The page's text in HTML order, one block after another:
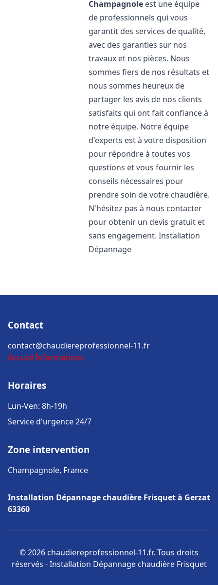
Champagnole est une équipe
de professionnels qui vous
garantit des services de qualité,
avec des garanties sur nos
travaux et nos pièces. Nous
sommes fiers de nos résultats et
nous sommes heureux de
partager les avis de nos clients
satisfaits qui ont fait confiance à
notre équipe. Notre équipe
d'experts est à votre disposition
pour répondre à toutes vos
questions et vous fournir les
conseils nécessaires pour
prendre soin de votre chaudière.
N'hésitez pas à nous contacter
pour obtenir un devis gratuit et
sans engagement. Installation
Dépannage
Contact
contact@chaudiereprofessionnel-11.fr
Accueil Informations
Horaires
Lun-Ven: 8h-19h
Service d'urgence 24/7
Zone intervention
Champagnole, France
Installation Dépannage chaudière Frisquet à Gerzat
63360
© 2026 chaudiereprofessionnel-11.fr. Tous droits
réservés - Installation Dépannage chaudière Frisquet